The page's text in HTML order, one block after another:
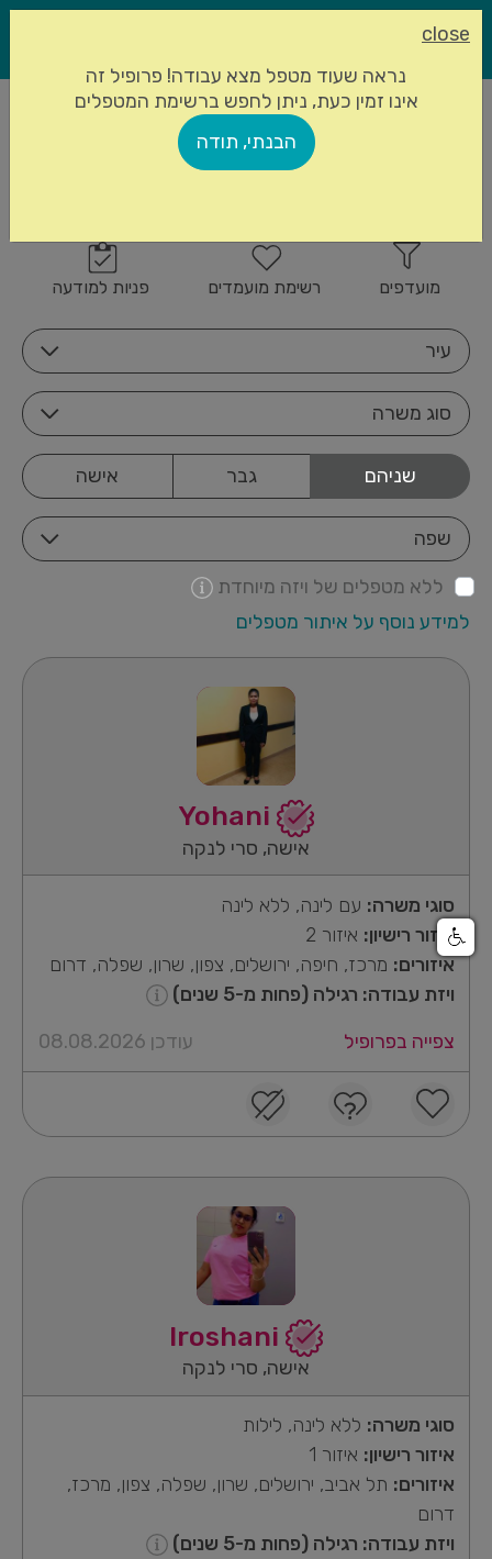
עמוד הבית מטפלים סיעודיים
845 מטפלים סיעודיים
מועדפים רשימת מועמדים פניות למודעה
עיר
סוג משרה
אישה גבר שניהם
שפה
ללא מטפלים של ויזה מיוחדת
למידע נוסף על איתור מטפלים
אישה, סרי לנקה
סוגי משרה: עם לינה, ללא לינה
איזור רישיון: איזור 2
איזורים: מרכז, חיפה, ירושלים, צפון, שרון, שפלה, דרום
ויזת עבודה: רגילה (פחות מ-5 שנים)
צפייה בפרופיל
עודכן 08.08.2026
אישה, סרי לנקה
סוגי משרה: ללא לינה, לילות
איזור רישיון: איזור 1
איזורים: תל אביב, ירושלים, שרון, שפלה, צפון, מרכז,
דרום
ויזת עבודה: רגילה (פחות מ-5 שנים)
close
נראה שעוד מטפל מצא עבודה! פרופיל זה
אינו זמין כעת, ניתן לחפש ברשימת המטפלים
הבנתי, תודה